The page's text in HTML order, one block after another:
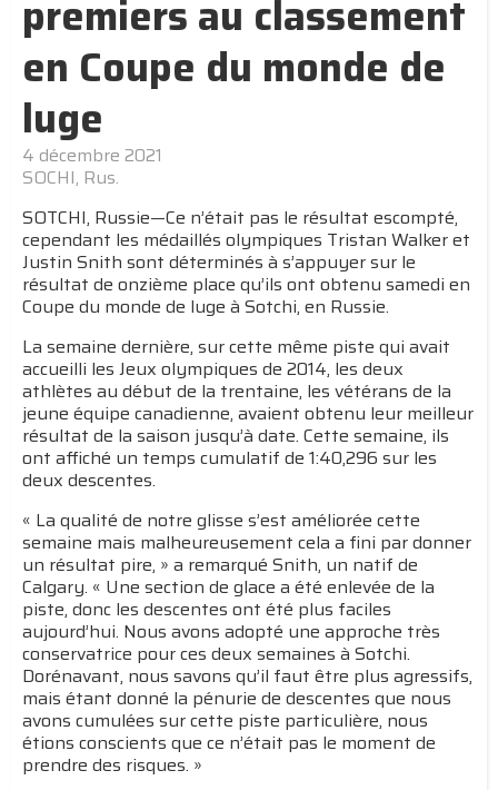
premiers au classement
en Coupe du monde de
luge
4 décembre 2021
SOCHI, Rus.
SOTCHI, Russie—Ce n’était pas le résultat escompté,
cependant les médaillés olympiques Tristan Walker et
Justin Snith sont déterminés à s’appuyer sur le
résultat de onzième place qu’ils ont obtenu samedi en
Coupe du monde de luge à Sotchi, en Russie.
La semaine dernière, sur cette même piste qui avait
accueilli les Jeux olympiques de 2014, les deux
athlètes au début de la trentaine, les vétérans de la
jeune équipe canadienne, avaient obtenu leur meilleur
résultat de la saison jusqu’à date. Cette semaine, ils
ont affiché un temps cumulatif de 1:40,296 sur les
deux descentes.
« La qualité de notre glisse s’est améliorée cette
semaine mais malheureusement cela a fini par donner
un résultat pire, » a remarqué Snith, un natif de
Calgary. « Une section de glace a été enlevée de la
piste, donc les descentes ont été plus faciles
aujourd’hui. Nous avons adopté une approche très
conservatrice pour ces deux semaines à Sotchi.
Dorénavant, nous savons qu’il faut être plus agressifs,
mais étant donné la pénurie de descentes que nous
avons cumulées sur cette piste particulière, nous
étions conscients que ce n’était pas le moment de
prendre des risques. »